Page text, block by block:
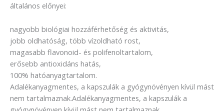
általános előnyei:
nagyobb biológiai hozzáférhetőség és aktivitás,
jobb oldhatóság, több vízoldható rost,
magasabb flavonoid- és polifenoltartalom,
erősebb antioxidáns hatás,
100% hatóanyagtartalom.
Adalékanyagmentes, a kapszulák a gyógynövényen kívül mást
nem tartalmaznak.Adalékanyagmentes, a kapszulák a